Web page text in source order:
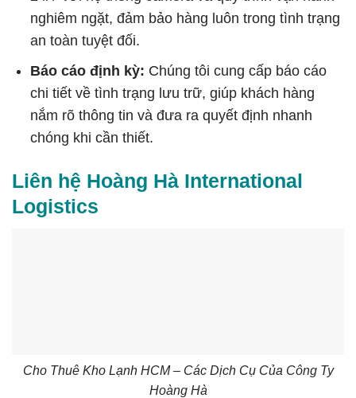
nghiêm ngặt, đảm bảo hàng luôn trong tình trạng
an toàn tuyệt đối.
Báo cáo định kỳ: Chúng tôi cung cấp báo cáo
chi tiết về tình trạng lưu trữ, giúp khách hàng
nắm rõ thông tin và đưa ra quyết định nhanh
chóng khi cần thiết.
Liên hệ Hoàng Hà International
Logistics
Cho Thuê Kho Lạnh HCM – Các Dịch Cụ Của Công Ty
Hoàng Hà